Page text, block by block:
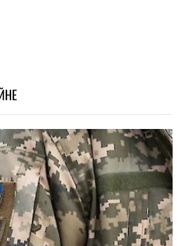
военных в 2026 году: как
бытовые вопросы